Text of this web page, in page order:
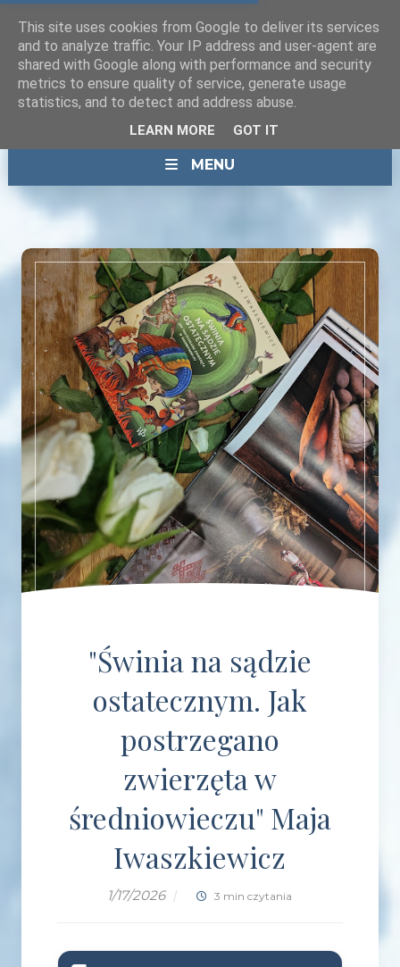
MENU
"Świnia na sądzie
ostatecznym. Jak
postrzegano
zwierzęta w
średniowieczu" Maja
Iwaszkiewicz
1/17/2026 | 3 min czytania
This site uses cookies from Google to deliver its services
and to analyze traffic. Your IP address and user-agent are
shared with Google along with performance and security
metrics to ensure quality of service, generate usage
statistics, and to detect and address abuse.
LEARN MORE GOT IT